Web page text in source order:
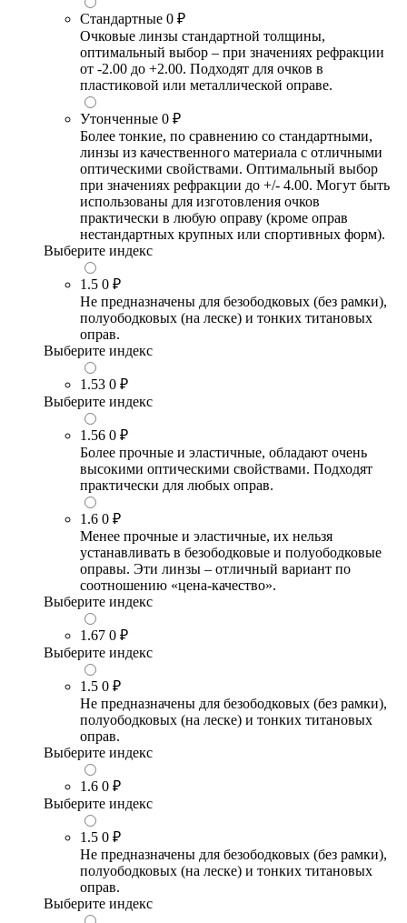
Стандартные 0 ₽
Очковые линзы стандартной толщины,
оптимальный выбор – при значениях рефракции
от -2.00 до +2.00. Подходят для очков в
пластиковой или металлической оправе.
Утонченные 0 ₽
Более тонкие, по сравнению со стандартными,
линзы из качественного материала с отличными
оптическими свойствами. Оптимальный выбор
при значениях рефракции до +/- 4.00. Могут быть
использованы для изготовления очков
практически в любую оправу (кроме оправ
нестандартных крупных или спортивных форм).
Выберите индекс
1.5 0 ₽
Не предназначены для безободковых (без рамки),
полуободковых (на леске) и тонких титановых
оправ.
Выберите индекс
1.53 0 ₽
Выберите индекс
1.56 0 ₽
Более прочные и эластичные, обладают очень
высокими оптическими свойствами. Подходят
практически для любых оправ.
1.6 0 ₽
Менее прочные и эластичные, их нельзя
устанавливать в безободковые и полуободковые
оправы. Эти линзы – отличный вариант по
соотношению «цена-качество».
Выберите индекс
1.67 0 ₽
Выберите индекс
1.5 0 ₽
Не предназначены для безободковых (без рамки),
полуободковых (на леске) и тонких титановых
оправ.
Выберите индекс
1.6 0 ₽
Выберите индекс
1.5 0 ₽
Не предназначены для безободковых (без рамки),
полуободковых (на леске) и тонких титановых
оправ.
Выберите индекс